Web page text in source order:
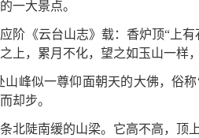
一大景点。
阶《云台山志》载：香炉顶“上
上，累月不化，望之如玉山一样
峰似一尊仰面朝天的大佛，俗
却步。
北陡南缓的山梁。它高不高，